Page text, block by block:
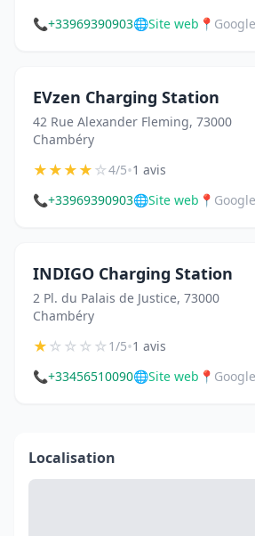
📞+33969390903🌐Site web 📍
EVzen Charging Station
42 Rue Alexander Fleming, 73000
Chambéry
★★★★☆4/5•1 avis
📞+33969390903🌐Site web 📍
INDIGO Charging Station
2 Pl. du Palais de Justice, 73000
Chambéry
★☆☆☆☆1/5•1 avis
📞+33456510090🌐Site web 📍
Localisation